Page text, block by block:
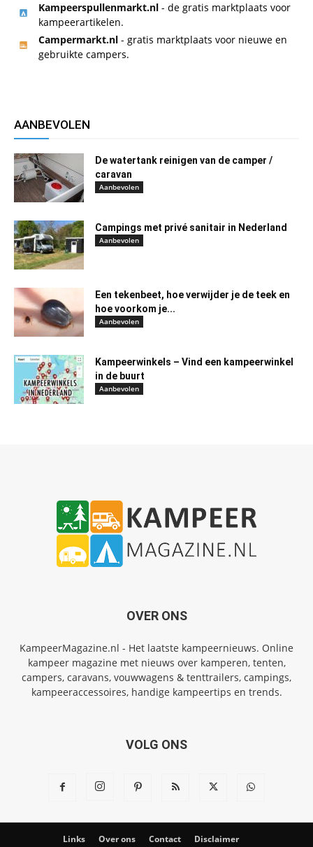
Kampeerspullenmarkt.nl - de gratis marktplaats voor
kampeerartikelen.
Campermarkt.nl - gratis marktplaats voor nieuwe en
gebruikte campers.
AANBEVOLEN
De watertank reinigen van de camper /
caravan
Aanbevolen
Campings met privé sanitair in Nederland
Aanbevolen
Een tekenbeet, hoe verwijder je de teek en
hoe voorkom je...
Aanbevolen
Kampeerwinkels – Vind een kampeerwinkel
in de buurt
Aanbevolen
OVER ONS
KampeerMagazine.nl - Het laatste kampeernieuws. Online
kampeer magazine met nieuws over kamperen, tenten,
campers, caravans, vouwwagens & tenttrailers, campings,
kampeeraccessoires, handige kampeertips en trends.
VOLG ONS
Links Over ons Contact Disclaimer